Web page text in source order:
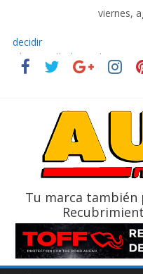
viernes,
El costo de tener un
decidir
Ultima película
La Vuelta al Ecuador 2026,
La FEDAK recibe 12
Tu marca también